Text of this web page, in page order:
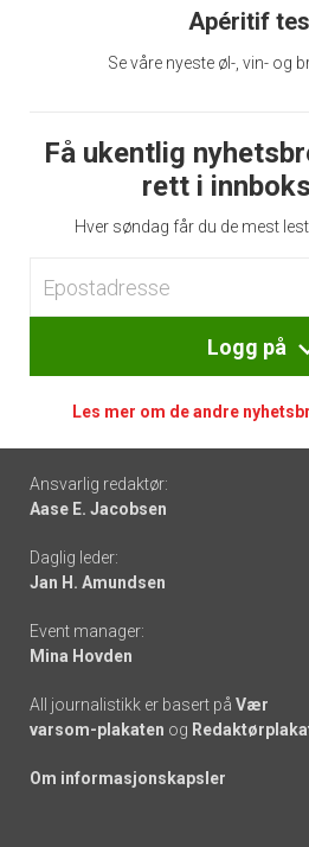
Apéritif
Se våre nyeste øl-, vin- og
Få ukentlig
rett i
Hver søndag får du de mest
Logg på
Les mer om de andre
Footer
-
links
Ansvarlig redaktør:
Aase E. Jacobsen
Daglig leder:
Jan H. Amundsen
Event manager:
Mina Hovden
All journalistikk er basert på Vær
varsom-plakaten og
Om informasjonskapsler